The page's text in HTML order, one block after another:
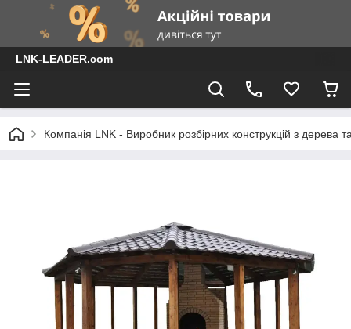
LNK-LEADER.com
Компанія LNK - Виробник розбірних конструкцій з дерева